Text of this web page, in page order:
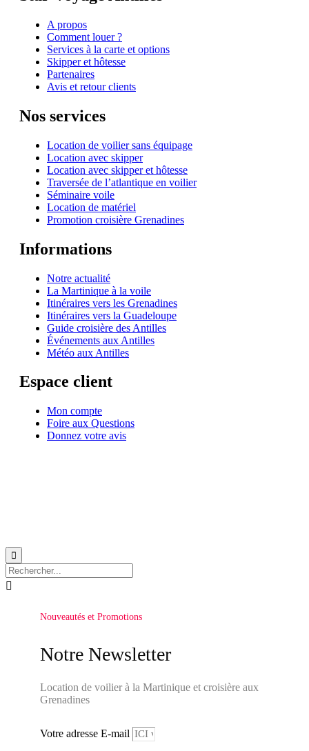
A propos
Comment louer ?
Services à la carte et options
Skipper et hôtesse
Partenaires
Avis et retour clients
Nos services
Location de voilier sans équipage
Location avec skipper
Location avec skipper et hôtesse
Traversée de l’atlantique en voilier
Séminaire voile
Location de matériel
Promotion croisière Grenadines
Informations
Notre actualité
La Martinique à la voile
Itinéraires vers les Grenadines
Itinéraires vers la Guadeloupe
Guide croisière des Antilles
Événements aux Antilles
Météo aux Antilles
Espace client
Mon compte
Foire aux Questions
Donnez votre avis


Nouveautés et Promotions
Notre Newsletter
Location de voilier à la Martinique et croisière aux
Grenadines
Votre adresse E-mail